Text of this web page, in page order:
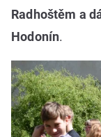
Radhoštěm a
Hodonín.